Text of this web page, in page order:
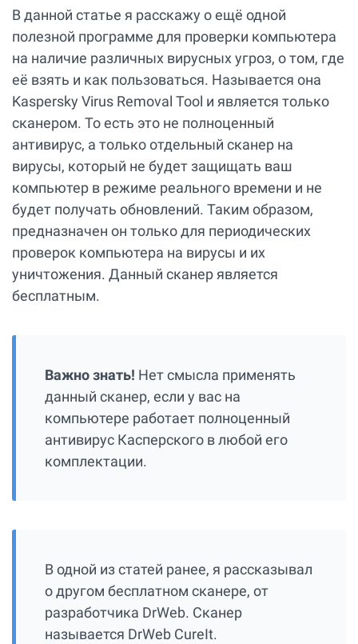
В данной статье я расскажу о ещё одной
полезной программе для проверки компьютера
на наличие различных вирусных угроз, о том, где
её взять и как пользоваться. Называется она
Kaspersky Virus Removal Tool и является только
сканером. То есть это не полноценный
антивирус, а только отдельный сканер на
вирусы, который не будет защищать ваш
компьютер в режиме реального времени и не
будет получать обновлений. Таким образом,
предназначен он только для периодических
проверок компьютера на вирусы и их
уничтожения. Данный сканер является
бесплатным.
Важно знать! Нет смысла применять
данный сканер, если у вас на
компьютере работает полноценный
антивирус Касперского в любой его
комплектации.
В одной из статей ранее, я рассказывал
о другом бесплатном сканере, от
разработчика DrWeb. Сканер
называется DrWeb CureIt.